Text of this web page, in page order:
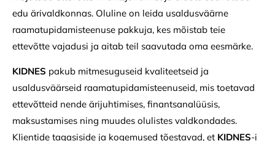
edu ärivaldkonnas. Oluline on leida usaldusväärne
raamatupidamisteenuse pakkuja, kes mõistab teie
ettevõtte vajadusi ja aitab teil saavutada oma eesmärke.
KIDNES pakub mitmesuguseid kvaliteetseid ja
usaldusväärseid raamatupidamisteenuseid, mis toetavad
ettevõtteid nende ärijuhtimises, finantsanalüüsis,
maksustamises ning muudes olulistes valdkondades.
Klientide tagasiside ja kogemused tõestavad, et KIDNES-i